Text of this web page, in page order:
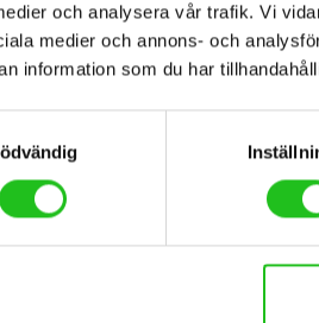
och analysera vår trafik. Vi
medier och annons- och
information som du har
racer/gravel cyklar
OCH GRAVEL